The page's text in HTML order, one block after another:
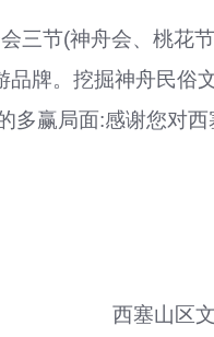
三节(神舟会、桃花节
品牌。挖掘神舟民俗
多赢局面:感谢您对
西塞山区